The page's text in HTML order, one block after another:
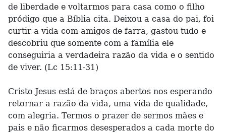
de liberdade e voltarmos para casa como o filho
pródigo que a Bíblia cita. Deixou a casa do pai, foi
curtir a vida com amigos de farra, gastou tudo e
descobriu que somente com a família ele
conseguiria a verdadeira razão da vida e o sentido
de viver. (Lc 15:11-31)
Cristo Jesus está de braços abertos nos esperando
retornar a razão da vida, uma vida de qualidade,
com alegria. Termos o prazer de sermos mães e
pais e não ficarmos desesperados a cada morte do